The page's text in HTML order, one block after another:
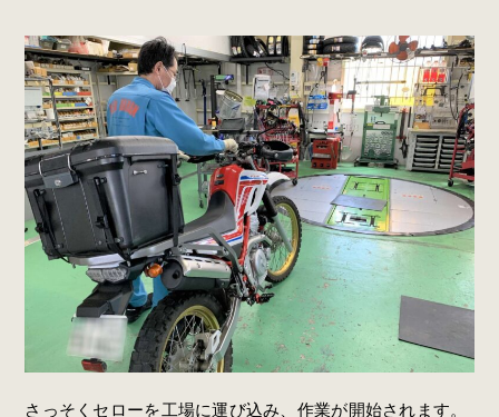
さっそくセローを工場に運び込み、作業が開始されます。